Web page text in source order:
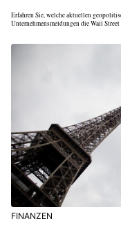
Erfahren Sie, welche aktuellen
Unternehmensmeldungen die Wall Street
FINANZEN